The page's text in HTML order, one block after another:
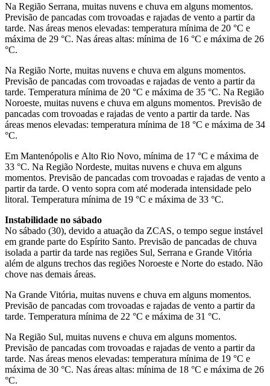
Na Região Serrana, muitas nuvens e chuva em alguns momentos.
Previsão de pancadas com trovoadas e rajadas de vento a partir da
tarde. Nas áreas menos elevadas: temperatura mínima de 20 °C e
máxima de 29 °C. Nas áreas altas: mínima de 16 °C e máxima de 26
°C.
Na Região Norte, muitas nuvens e chuva em alguns momentos.
Previsão de pancadas com trovoadas e rajadas de vento a partir da
tarde. Temperatura mínima de 20 °C e máxima de 35 °C. Na Região
Noroeste, muitas nuvens e chuva em alguns momentos. Previsão de
pancadas com trovoadas e rajadas de vento a partir da tarde. Nas
áreas menos elevadas: temperatura mínima de 18 °C e máxima de 34
°C.
Em Mantenópolis e Alto Rio Novo, mínima de 17 °C e máxima de
33 °C. Na Região Nordeste, muitas nuvens e chuva em alguns
momentos. Previsão de pancadas com trovoadas e rajadas de vento a
partir da tarde. O vento sopra com até moderada intensidade pelo
litoral. Temperatura mínima de 19 °C e máxima de 33 °C.
Instabilidade no sábado
No sábado (30), devido a atuação da ZCAS, o tempo segue instável
em grande parte do Espírito Santo. Previsão de pancadas de chuva
isolada a partir da tarde nas regiões Sul, Serrana e Grande Vitória
além de alguns trechos das regiões Noroeste e Norte do estado. Não
chove nas demais áreas.
Na Grande Vitória, muitas nuvens e chuva em alguns momentos.
Previsão de pancadas com trovoadas e rajadas de vento a partir da
tarde. Temperatura mínima de 22 °C e máxima de 31 °C.
Na Região Sul, muitas nuvens e chuva em alguns momentos.
Previsão de pancadas com trovoadas e rajadas de vento a partir da
tarde. Nas áreas menos elevadas: temperatura mínima de 19 °C e
máxima de 30 °C. Nas áreas altas: mínima de 18 °C e máxima de 26
°C.